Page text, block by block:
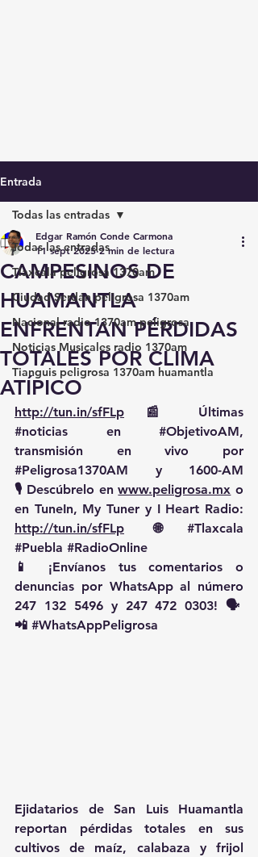
Entrada
Todas las entradas
Tlaxcala peligrosa 1370am
Ciudad Serdán peligrosa 1370am
Nacional radio 1370am peligrosa
Noticias Musicales radio 1370am
Tianguis peligrosa 1370am huamantla
Todas las entradas
CAMPESINOS DE
HUAMANTLA
ENFRENTAN PÉRDIDAS
TOTALES POR CLIMA
ATÍPICO
Edgar Ramón Conde Carmona
11 sept 2025 2 min de lectura
http://tun.in/sfFLp
#noticias en #ObjetivoAM,
#Peligrosa1370AM y 1600-AM
🎙️ Descúbrelo en www.peligrosa.mx o
http://tun.in/sfFLp 🌐 #Tlaxcala
#Puebla #RadioOnline
📱 ¡Envíanos tus comentarios o
denuncias por WhatsApp al número
247 132 5496 y 247 472 0303! 🗣️
📲 #WhatsAppPeligrosa
Ejidatarios de San Luis Huamantla
reportan pérdidas totales en sus
cultivos de maíz, calabaza y frijol